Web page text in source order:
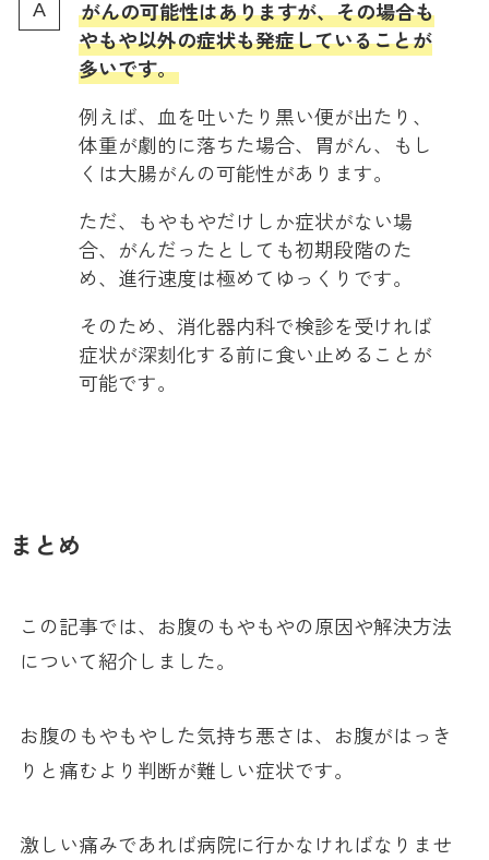
がんの可能性はありますが、その場合も
やもや以外の症状も発症していることが
多いです。
例えば、血を吐いたり黒い便が出たり、
体重が劇的に落ちた場合、胃がん、もし
くは大腸がんの可能性があります。
ただ、もやもやだけしか症状がない場
合、がんだったとしても初期段階のた
め、進行速度は極めてゆっくりです。
そのため、消化器内科で検診を受ければ
症状が深刻化する前に食い止めることが
可能です。
まとめ
この記事では、お腹のもやもやの原因や解決方法
について紹介しました。
お腹のもやもやした気持ち悪さは、お腹がはっき
りと痛むより判断が難しい症状です。
激しい痛みであれば病院に行かなければなりませ